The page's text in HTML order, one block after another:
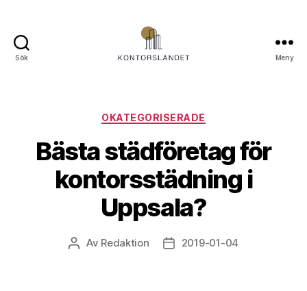
Sök Meny
Kategorier
OKATEGORISERADE
Bästa städföretag för
kontorsstädning i
Uppsala?
Inläggsförfattare
Av Redaktion Inläggsdatum
2019-01-04